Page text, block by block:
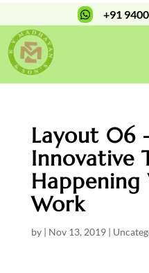
 +91
Layout 06
Innovative
Work
by | Nov 13, 2019|